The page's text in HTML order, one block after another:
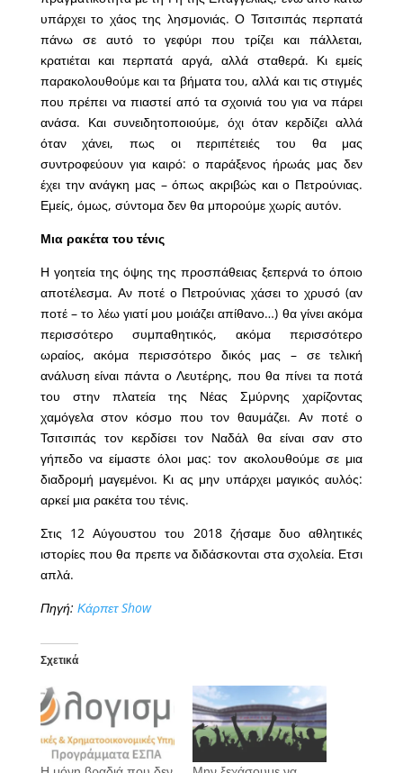
υπάρχει το χάος της λησμονιάς. Ο Τσιτσιπάς περπατά
πάνω σε αυτό το γεφύρι που τρίζει και πάλλεται,
κρατιέται και περπατά αργά, αλλά σταθερά. Κι εμείς
παρακολουθούμε και τα βήματα του, αλλά και τις στιγμές
που πρέπει να πιαστεί από τα σχοινιά του για να πάρει
ανάσα. Και συνειδητοποιούμε, όχι όταν κερδίζει αλλά
όταν χάνει, πως οι περιπέτειές του θα μας
συντροφεύουν για καιρό: ο παράξενος ήρωάς μας δεν
έχει την ανάγκη μας – όπως ακριβώς και ο Πετρούνιας.
Εμείς, όμως, σύντομα δεν θα μπορούμε χωρίς αυτόν.
Μια ρακέτα του τένις
Η γοητεία της όψης της προσπάθειας ξεπερνά το όποιο
αποτέλεσμα. Αν ποτέ ο Πετρούνιας χάσει το χρυσό (αν
ποτέ – το λέω γιατί μου μοιάζει απίθανο…) θα γίνει ακόμα
περισσότερο συμπαθητικός, ακόμα περισσότερο
ωραίος, ακόμα περισσότερο δικός μας – σε τελική
ανάλυση είναι πάντα ο Λευτέρης, που θα πίνει τα ποτά
του στην πλατεία της Νέας Σμύρνης χαρίζοντας
χαμόγελα στον κόσμο που τον θαυμάζει. Αν ποτέ ο
Τσιτσιπάς τον κερδίσει τον Ναδάλ θα είναι σαν στο
γήπεδο να είμαστε όλοι μας: τον ακολουθούμε σε μια
διαδρομή μαγεμένοι. Κι ας μην υπάρχει μαγικός αυλός:
αρκεί μια ρακέτα του τένις.
Στις 12 Αύγουστου του 2018 ζήσαμε δυο αθλητικές
ιστορίες που θα πρεπε να διδάσκονται στα σχολεία. Ετσι
απλά.
Πηγή: Κάρπετ Show
Σχετικά